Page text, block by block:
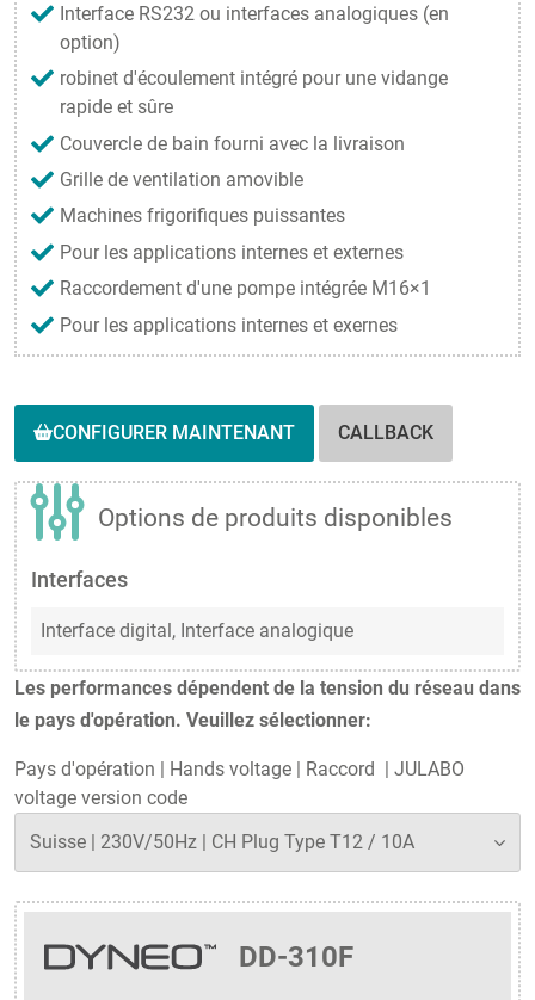
Les performances dépendent de la tension du réseau dans
le pays d'opération. Veuillez sélectionner:
Pays d'opération Hands voltage Raccord
JULABO
voltage version code
DD-310F
Interface RS232 ou interfaces analogiques (en
option)
robinet d'écoulement intégré pour une vidange
rapide et sûre
Couvercle de bain fourni avec la livraison
Grille de ventilation amovible
Machines frigorifiques puissantes
Pour les applications internes et externes
Raccordement d'une pompe intégrée M16×1
Pour les applications internes et exernes
CONFIGURER MAINTENANT CALLBACK
Options de produits disponibles
Interfaces
Interface digital, Interface analogique